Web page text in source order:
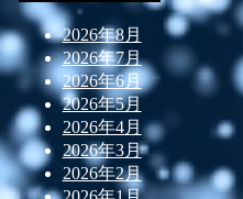
2026年8月
2026年7月
2026年6月
2026年5月
2026年4月
2026年3月
2026年2月